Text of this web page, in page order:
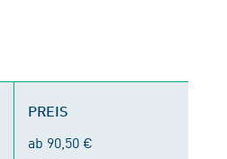
PREIS
ab 90,50 €